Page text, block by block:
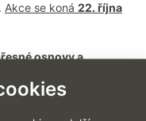
Akce se koná 22. října
osnovy a